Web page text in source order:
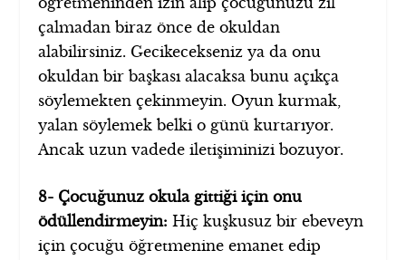
çalmadan biraz önce de okuldan
alabilirsiniz. Gecikecekseniz ya da onu
okuldan bir başkası alacaksa bunu açıkça
söylemekten çekinmeyin. Oyun kurmak,
yalan söylemek belki o günü kurtarıyor.
Ancak uzun vadede iletişiminizi bozuyor.
8- Çocuğunuz okula gittiği için onu
ödüllendirmeyin:Hiç kuşkusuz bir ebeveyn
için çocuğu öğretmenine emanet edip